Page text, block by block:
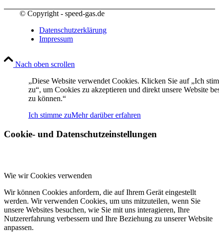
© Copyright - speed-gas.de
Datenschutzerklärung
Impressum
Nach oben scrollen
„Diese Website verwendet Cookies. Klicken Sie auf „Ich
zu“, um Cookies zu akzeptieren und direkt unsere Website
zu können.“
Ich stimme zuMehr darüber erfahren
Cookie- und Datenschutzeinstellungen
Wie wir Cookies verwenden
Wir können Cookies anfordern, die auf Ihrem Gerät eingestellt
werden. Wir verwenden Cookies, um uns mitzuteilen, wenn Sie
unsere Websites besuchen, wie Sie mit uns interagieren, Ihre
Nutzererfahrung verbessern und Ihre Beziehung zu unserer Website
anpassen.